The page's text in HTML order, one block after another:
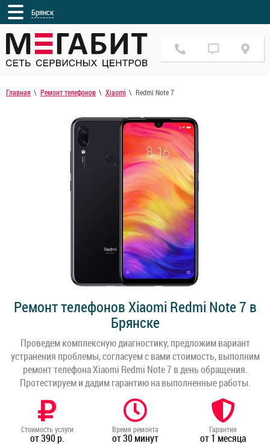
Брянск
Главная Ремонт телефонов Xiaomi Redmi Note 7
Ремонт телефонов Xiaomi Redmi Note 7 в
Брянске
Проведем комплексную диагностику, предложим вариант
устранения проблемы, согласуем с вами стоимость, выполним
ремонт телефона Xiaomi Redmi Note 7 в день обращения.
Протестируем и дадим гарантию на выполненные работы.
Стоимость услуги
от 390 р.
Время ремонта
от 30 минут
Гарантия
от 1 месяца